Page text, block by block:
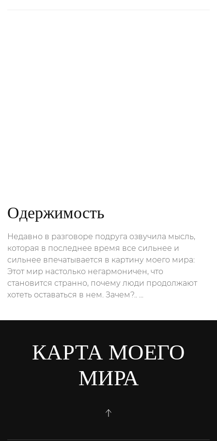
Одержимость
Недавно в разговоре подруга озвучила мысль,
которая в последнее время все сильнее и
сильнее впечатывается в картину моего мира:
Этот мир настолько негармоничен, что
становится странно, почему люди продолжают
хотеть оставаться в нем. Зачем?.. ...
КАРТА МОЕГО
МИРА